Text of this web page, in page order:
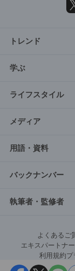
トレンド
学ぶ
ライフスタイル
メディア
用語・資料
バックナンバー
執筆者・監修者
よくあるご
エキスパートナ
利用規約プ